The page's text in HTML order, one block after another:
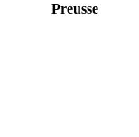
Preusse